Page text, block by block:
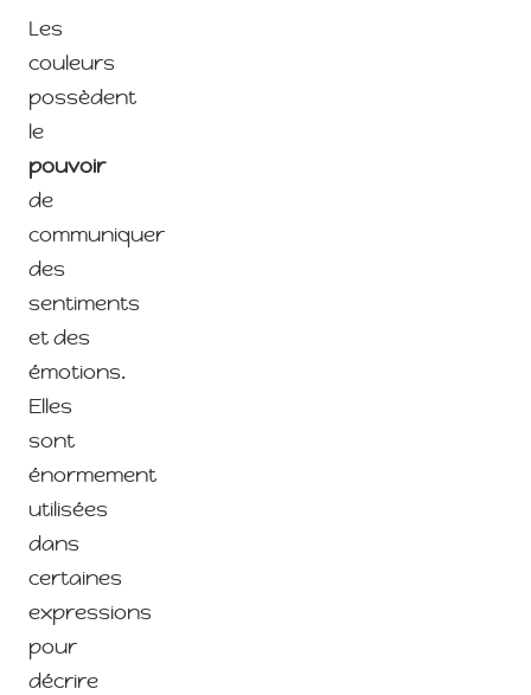
Les
couleurs
possèdent
le
pouvoir
de
communiquer
des
sentiments
et des
émotions.
Elles
sont
énormement
utilisées
dans
certaines
expressions
pour
décrire